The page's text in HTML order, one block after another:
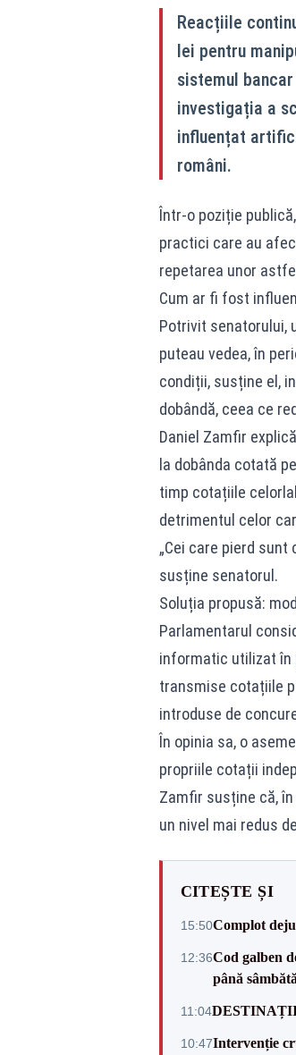
Reacțiile
lei pentru
sistemul
investigația a
influențat
români.
Într-o poziție
practici care au
repetarea unor
Cum ar fi fost
Potrivit senatorului,
puteau vedea, în
condiții, susține el,
dobândă, ceea ce
Daniel Zamfir
la dobânda cotată
timp cotațiile
detrimentul celor
„Cei care pierd
susține senatorul.
Soluția propusă:
Parlamentarul
informatic utilizat în
transmise cotațiile
introduse de
În opinia sa, o
propriile cotații
Zamfir susține că,
un nivel mai redus
CITEȘTE ȘI
15:50Complot
12:36Cod galben
până sâmbătă
11:04DESTINAȚII
10:47Intervenție